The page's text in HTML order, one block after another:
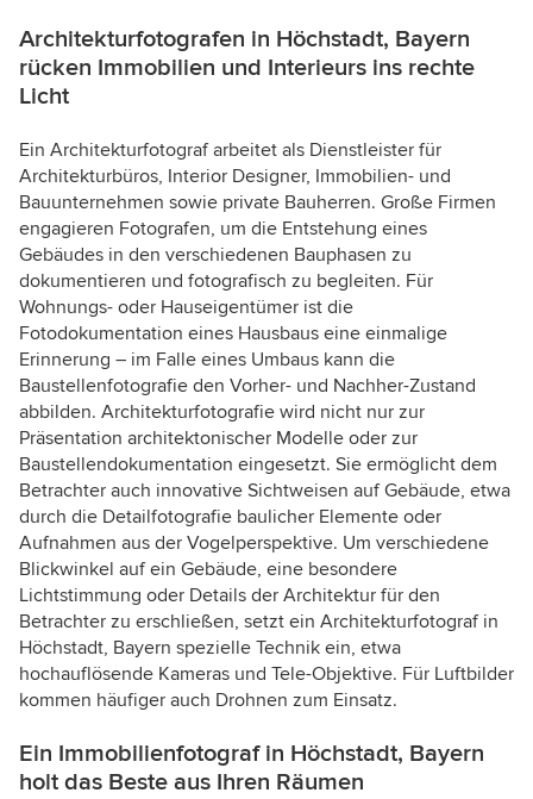
Architekturfotografen in Höchstadt, Bayern
rücken Immobilien und Interieurs ins rechte
Licht
Ein Architekturfotograf arbeitet als Dienstleister für
Architekturbüros, Interior Designer, Immobilien- und
Bauunternehmen sowie private Bauherren. Große Firmen
engagieren Fotografen, um die Entstehung eines
Gebäudes in den verschiedenen Bauphasen zu
dokumentieren und fotografisch zu begleiten. Für
Wohnungs- oder Hauseigentümer ist die
Fotodokumentation eines Hausbaus eine einmalige
Erinnerung – im Falle eines Umbaus kann die
Baustellenfotografie den Vorher- und Nachher-Zustand
abbilden. Architekturfotografie wird nicht nur zur
Präsentation architektonischer Modelle oder zur
Baustellendokumentation eingesetzt. Sie ermöglicht dem
Betrachter auch innovative Sichtweisen auf Gebäude, etwa
durch die Detailfotografie baulicher Elemente oder
Aufnahmen aus der Vogelperspektive. Um verschiedene
Blickwinkel auf ein Gebäude, eine besondere
Lichtstimmung oder Details der Architektur für den
Betrachter zu erschließen, setzt ein Architekturfotograf in
Höchstadt, Bayern spezielle Technik ein, etwa
hochauflösende Kameras und Tele-Objektive. Für Luftbilder
kommen häufiger auch Drohnen zum Einsatz.
Ein Immobilienfotograf in Höchstadt, Bayern
holt das Beste aus Ihren Räumen